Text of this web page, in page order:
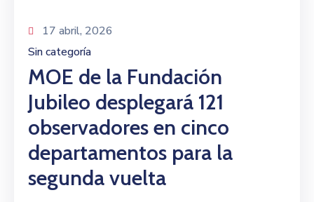
17 abril, 2026
Sin categoría
MOE de la Fundación
Jubileo desplegará 121
observadores en cinco
departamentos para la
segunda vuelta